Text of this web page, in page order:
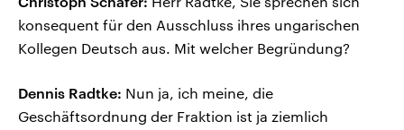
konsequent für den Ausschluss ihres ungarischen
Kollegen Deutsch aus. Mit welcher Begründung?
Dennis Radtke: Nun ja, ich meine, die
Geschäftsordnung der Fraktion ist ja ziemlich